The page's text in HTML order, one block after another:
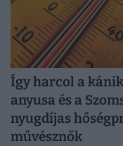
Így harcol a
anyusa és a
nyugdíjas
művésznők